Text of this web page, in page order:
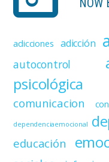
NOW
adicciones adicción
autocontrol
psicológica
comunicacion
dependenciaemocional
educación